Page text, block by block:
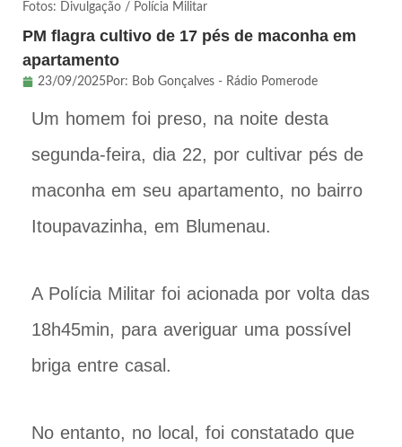
Fotos: Divulgação / Polícia Militar
PM flagra cultivo de 17 pés de maconha em
apartamento
23/09/2025Por: Bob Gonçalves - Rádio Pomerode
Um homem foi preso, na noite desta
segunda-feira, dia 22, por cultivar pés de
maconha em seu apartamento, no bairro
Itoupavazinha, em Blumenau.
A Polícia Militar foi acionada por volta das
18h45min, para averiguar uma possível
briga entre casal.
No entanto, no local, foi constatado que